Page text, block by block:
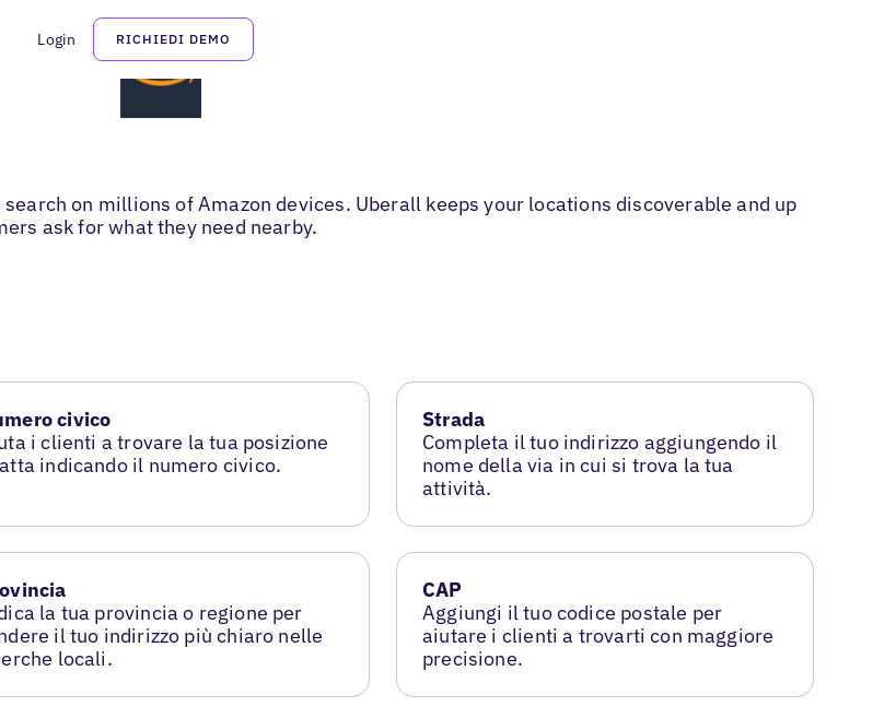
Login RICHIEDI DEMO
on millions of Amazon devices. Uberall keeps your locations discoverable and up
ask for what they need nearby.
civico
i clienti a trovare la tua posizione
indicando il numero civico.
Strada
Completa il tuo indirizzo aggiungendo il
nome della via in cui si trova la tua
attività.
la tua provincia o regione per
il tuo indirizzo più chiaro nelle
locali.
CAP
Aggiungi il tuo codice postale per
aiutare i clienti a trovarti con maggiore
precisione.